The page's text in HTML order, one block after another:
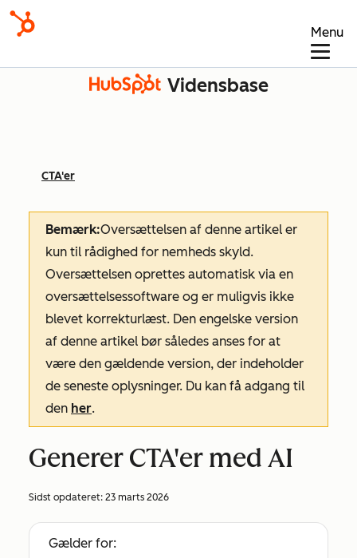
Menu
Vidensbase
CTA'er
Bemærk:Oversættelsen af denne artikel er
kun til rådighed for nemheds skyld.
Oversættelsen oprettes automatisk via en
oversættelsessoftware og er muligvis ikke
blevet korrekturlæst. Den engelske version
af denne artikel bør således anses for at
være den gældende version, der indeholder
de seneste oplysninger. Du kan få adgang til
den her.
Generer CTA'er med AI
Sidst opdateret: 23 marts 2026
Gælder for: